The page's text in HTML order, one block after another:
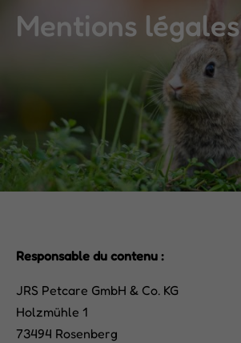
Mentions légales
Responsable du contenu :
JRS Petcare GmbH & Co. KG
Holzmühle 1
73494 Rosenberg